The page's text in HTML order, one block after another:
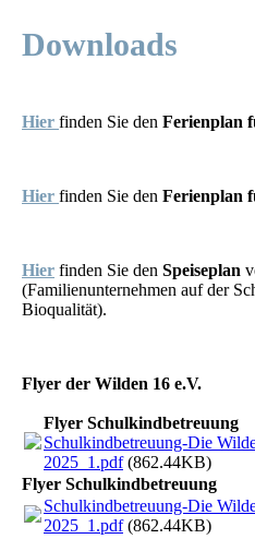
Downloads
Hier finden Sie den Ferienplan
Hier finden Sie den Ferienplan
Hier finden Sie den Speiseplan
(Familienunternehmen auf der
Bioqualität).
Flyer der Wilden 16 e.V.
Flyer Schulkindbetreuung
Schulkindbetreuung-Die
2025_1.pdf(862.44KB)
Flyer Schulkindbetreuung
Schulkindbetreuung-Die
2025_1.pdf(862.44KB)